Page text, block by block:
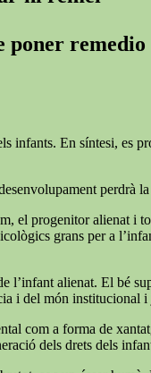
poner remedio
infants. En síntesi,
el progenitor alienat
grans per a
l’infant alienat. El bé
i del món institucional i
com a forma de
dels drets dels